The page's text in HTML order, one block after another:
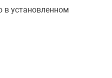
в установленном